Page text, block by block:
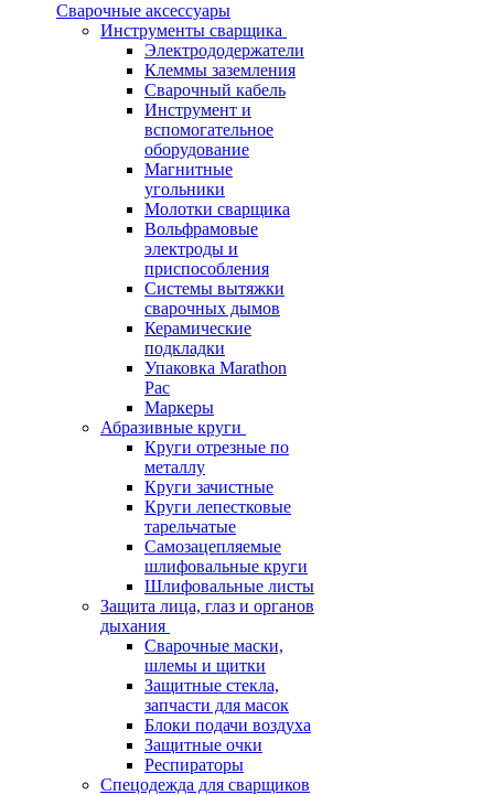
Сварочные аксессуары
Инструменты сварщика
Электрододержатели
Клеммы заземления
Сварочный кабель
Инструмент и
вспомогательное
оборудование
Магнитные
угольники
Молотки сварщика
Вольфрамовые
электроды и
приспособления
Системы вытяжки
сварочных дымов
Керамические
подкладки
Упаковка Marathon
Pac
Маркеры
Абразивные круги
Круги отрезные по
металлу
Круги зачистные
Круги лепестковые
тарельчатые
Самозацепляемые
шлифовальные круги
Шлифовальные листы
Защита лица, глаз и органов
дыхания
Сварочные маски,
шлемы и щитки
Защитные стекла,
запчасти для масок
Блоки подачи воздуха
Защитные очки
Респираторы
Спецодежда для сварщиков